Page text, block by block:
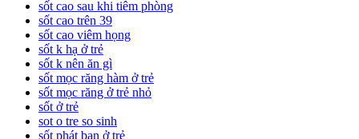
sốt cao sau khi tiêm phòng
sốt cao trên 39
sốt cao viêm họng
sốt k hạ ở trẻ
sốt k nên ăn gì
sốt mọc răng hàm ở trẻ
sốt mọc răng ở trẻ nhỏ
sốt ở trẻ
sot o tre so sinh
sốt phát ban ở trẻ